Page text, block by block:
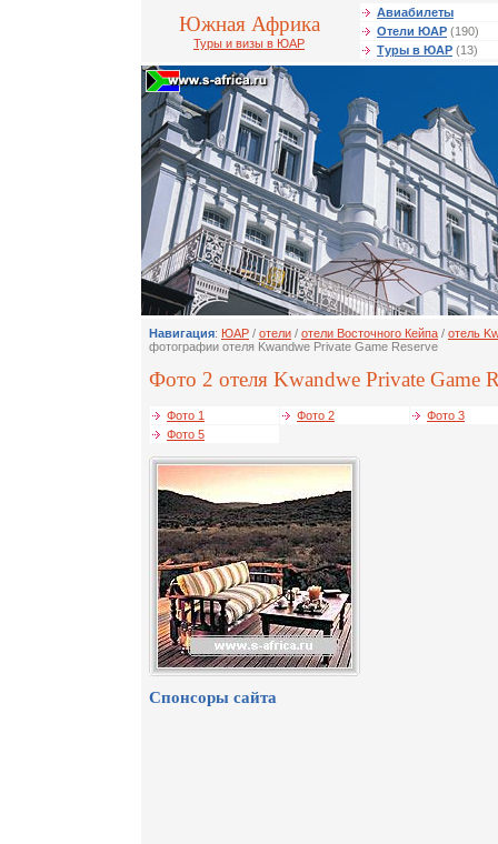
Южная Африка
Туры и визы в ЮАР
Авиабилеты
Отели ЮАР (190)
Туры в ЮАР (13)
Навигация: ЮАР / отели / отели Восточного Кейпа / отель
фотографии отеля Kwandwe Private Game Reserve
Фото 2 отеля Kwandwe Private Game
Фото 1 Фото 2
Фото 3
Фото 5
Спонсоры сайта